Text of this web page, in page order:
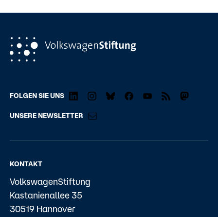
FOLGEN SIE UNS
UNSERE NEWSLETTER
KONTAKT
VolkswagenStiftung
Kastanienallee 35
30519 Hannover